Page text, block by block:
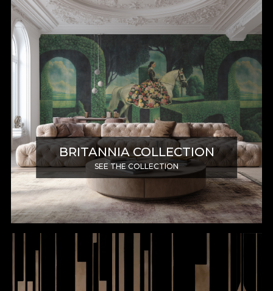
BRITANNIA COLLECTION
SEE THE COLLECTION